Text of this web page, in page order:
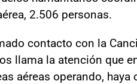
2.506 personas.
contacto con la
llama la atención que
aéreas operando, haya